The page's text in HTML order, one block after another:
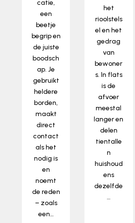
catie,
een
beetje
begrip en
de juiste
boodsch
ap. Je
gebruikt
heldere
borden,
maakt
direct
contact
als het
nodig is
en
noemt
de reden
– zoals
een…
het
rioolstels
el en het
gedrag
van
bewoner
s. In flats
is de
afvoer
meestal
langer en
delen
tientalle
n
huishoud
ens
dezelfde
…